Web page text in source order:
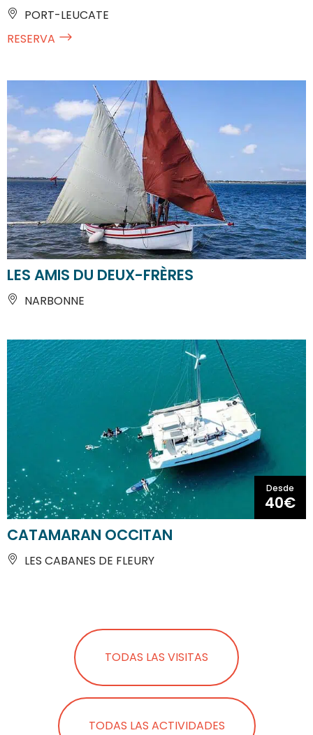
PORT-LEUCATE
RESERVA
LES AMIS DU DEUX-FRÈRES
NARBONNE
Desde
40€
CATAMARAN OCCITAN
LES CABANES DE FLEURY
TODAS LAS VISITAS
TODAS LAS ACTIVIDADES